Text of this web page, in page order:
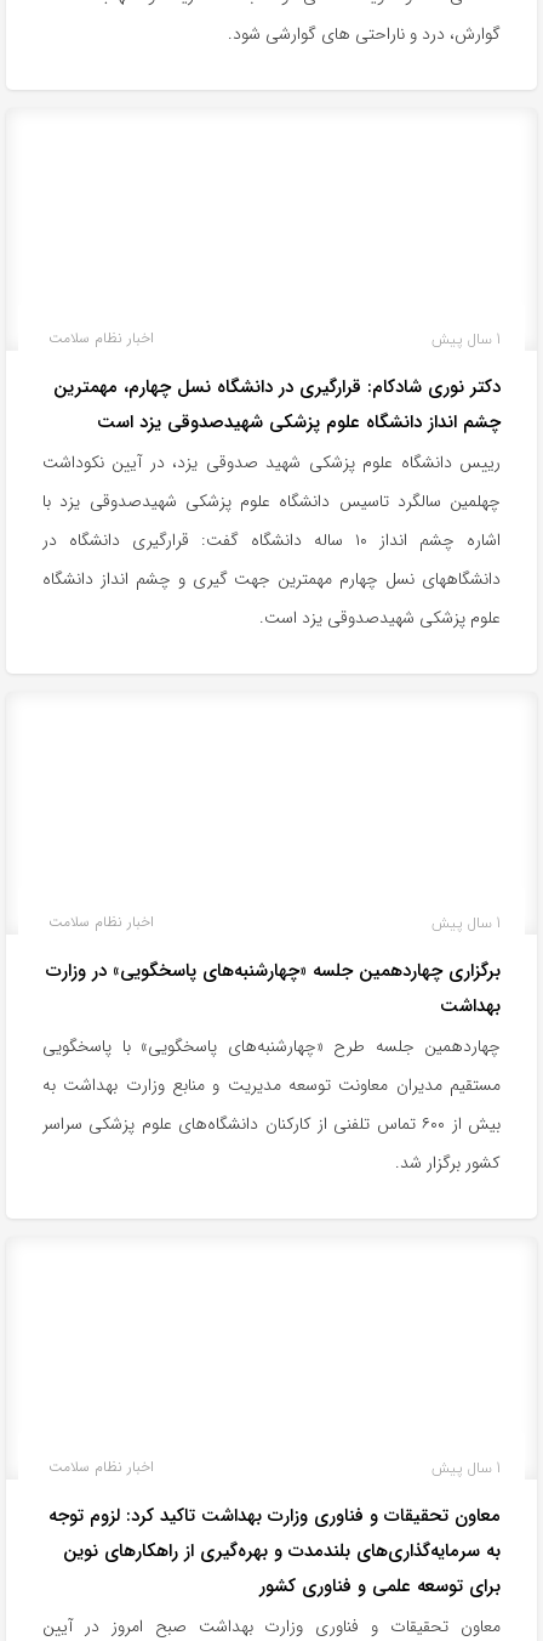
گوارش، درد و ناراحتی های گوارشی شود.
اخبار نظام سلامت 1 سال پیش
دکتر نوری شادکام: قرارگیری در دانشگاه نسل چهارم، مهمترین
چشم انداز دانشگاه علوم پزشکی شهیدصدوقی یزد است
رییس دانشگاه‌ علوم پزشکی شهید صدوقی یزد، در آیین نکوداشت
چهلمین سالگرد تاسیس دانشگاه علوم پزشکی شهیدصدوقی یزد با
اشاره چشم انداز ۱۰ ساله دانشگاه گفت: قرارگیری دانشگاه در
دانشگاههای نسل چهارم مهمترین جهت گیری و چشم انداز دانشگاه
علوم پزشکی شهیدصدوقی یزد است.
اخبار نظام سلامت 1 سال پیش
برگزاری چهاردهمین جلسه «چهارشنبه‌های پاسخگویی» در وزارت
بهداشت
چهاردهمین جلسه طرح «چهارشنبه‌های پاسخگویی» با پاسخگویی
مستقیم مدیران معاونت توسعه مدیریت و منابع وزارت بهداشت به
بیش از ۶۰۰ تماس تلفنی از کارکنان دانشگاه‌های علوم پزشکی سراسر
کشور برگزار شد.
اخبار نظام سلامت 1 سال پیش
معاون تحقیقات و فناوری وزارت بهداشت تاکید کرد: لزوم توجه
به سرمایه‌گذاری‌های بلندمدت و بهره‌گیری از راهکارهای نوین
برای توسعه علمی و فناوری کشور
معاون تحقیقات و فناوری وزارت بهداشت صبح امروز در آیین